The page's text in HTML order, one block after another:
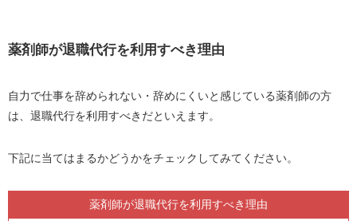
心身に不調をきたしている
薬剤師が退職代行を利用するメリット
上司や同僚と顔を合わせずに辞められる
自分で言いにくいことを言うストレスがない
交渉や書類手続きなどのサポートが受けられる
薬剤師が退職代行を利用すべき理由
自力で仕事を辞められない・辞めにくいと感じている薬剤師の方
は、退職代行を利用すべきだといえます。
下記に当てはまるかどうかをチェックしてみてください。
薬剤師が退職代行を利用すべき理由